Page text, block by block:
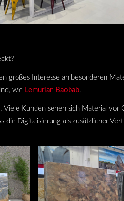
großes Interesse an besonderen
wie Lemurian Baobab.
Kunden sehen sich Material vor
die Digitalisierung als zusätzlicher